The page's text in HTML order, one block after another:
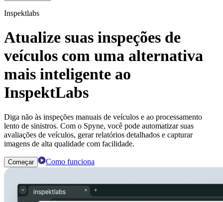
Inspektlabs
Atualize suas inspeções de
veículos com uma alternativa
mais inteligente ao
InspektLabs
Diga não às inspeções manuais de veículos e ao processamento
lento de sinistros. Com o Spyne, você pode automatizar suas
avaliações de veículos, gerar relatórios detalhados e capturar
imagens de alta qualidade com facilidade.
Começar Como funciona